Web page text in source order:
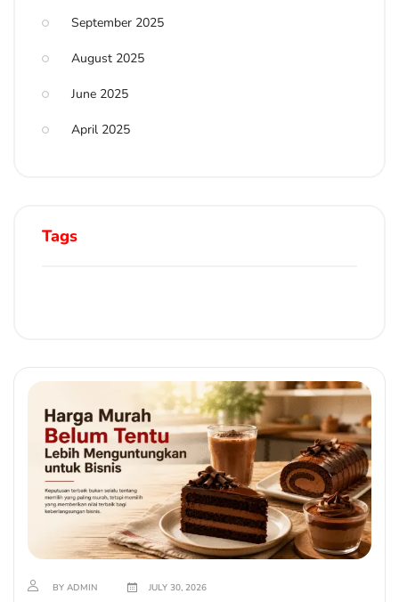
September 2025
August 2025
June 2025
April 2025
Tags
BY ADMIN JULY 30, 2026